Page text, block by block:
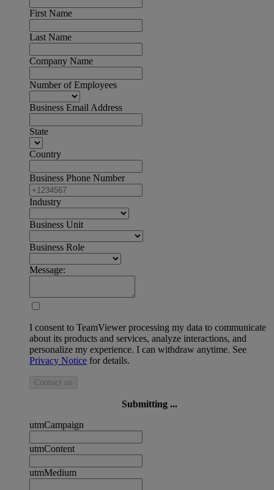
First Name
Last Name
Company Name
Number of Employees
Business Email Address
State
Country
Business Phone Number
Industry
Business Unit
Business Role
Message:
I consent to TeamViewer processing my data to communicate
about its products and services, analyze interactions, and
personalize my experience. I can withdraw anytime. See
Privacy Notice for details.
Contact us
Submitting ...
utmCampaign
utmContent
utmMedium